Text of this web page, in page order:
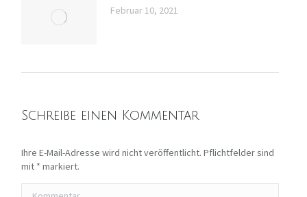
Februar 10, 2021
Schreibe einen Kommentar
Ihre E-Mail-Adresse wird nicht veröffentlicht. Pflichtfelder sind
mit * markiert.
Kommentar